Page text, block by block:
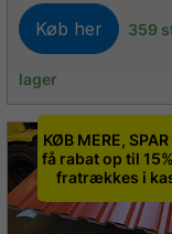
Køb her 359
lager
KØB MERE, SPAR
få rabat op til
fratrækkes i